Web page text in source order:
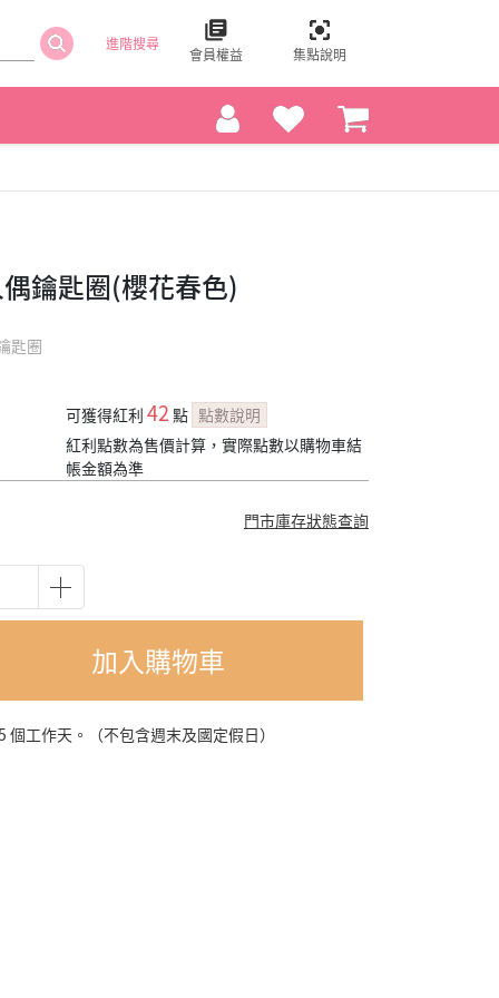
進階搜尋
會員權益 集點說明
鑰匙圈(櫻花春色)
匙圈
可獲得紅利 42 點 點數說明
紅利點數為售價計算，實際點數以購物車結
帳金額為準
門市庫存狀態查詢
加入購物車
工作天。（不包含週末及國定假日）